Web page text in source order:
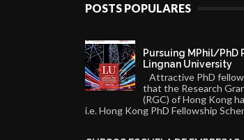
POSTS POPULARES
Pursuing MPhil/PhD
Lingnan University
Attractive PhD
that the Research
(RGC) of Hong Kong
i.e. Hong Kong PhD Fellowship